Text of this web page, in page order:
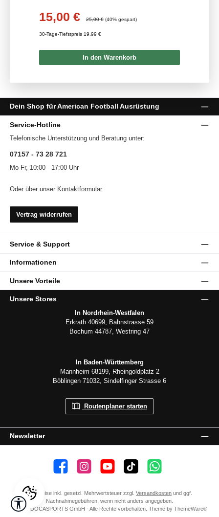
Verkaufspreis:
15,00 € 25,00 € (40% gespart)
30-Tage-Tiefstpreis 19,99 €
In den Warenkorb
Dein Shop für American Football Ausrüstung
Service-Hotline
Telefonische Unterstützung und Beratung unter:
07157 - 73 28 721
Mo-Fr, 10:00 - 17:00 Uhr
Oder über unser Kontaktformular.
Vertrag widerrufen
Service & Support
Informationen
Unsere Vorteile
Newsletter
Unsere Stores
In Nordrhein-Westfalen
Erkrath 40699, Bahnstrasse 59
Bochum 44787, Westring 47
In Baden-Württemberg
Mannheim 68199, Rheingoldplatz 2
Böblingen 71032, Sindelfinger Strasse 6
Routenplaner starten
👍 4.500 Gefällt mir📸 38.000 Follower📺 20 Abonnenten🎵1.800 FollowerKanal abonnieren
Alle Preise inkl. gesetzl. Mehrwertsteuer zzgl. Versandkosten und ggf.
Nachnahmegebühren, wenn nicht anders angegeben.
© 2026 DOCASPORTS GmbH - Alle Rechte vorbehalten. Theme by ThemeWare®
Werkzeugleiste anzeigen